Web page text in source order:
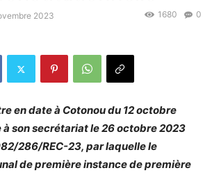
2023 0
1680
en date à Cotonou du 12 octobre
son secrétariat le 26 octobre 2023
286/REC-23, par laquelle le
de première instance de première